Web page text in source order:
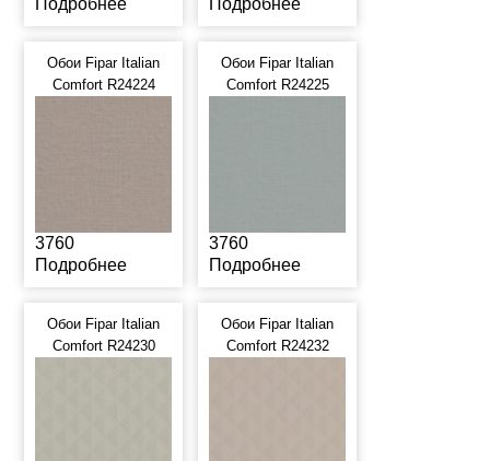
Подробнее Подробнее
Обои Fipar Italian
Comfort R24224
3760
Подробнее
Обои Fipar Italian
Comfort R24225
3760
Подробнее
Обои Fipar Italian
Comfort R24230
Обои Fipar Italian
Comfort R24232